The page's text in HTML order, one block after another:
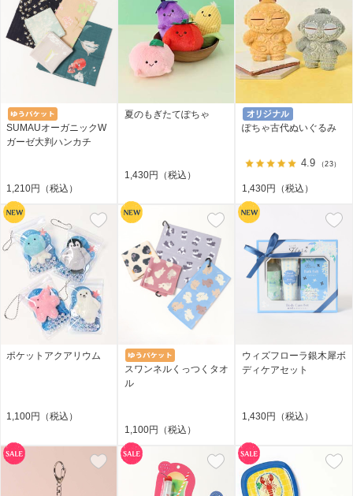
SUMAUオーガニックW
ガーゼ大判ハンカチ
1,210円（税込）
夏のもぎたてぽちゃ
1,430円（税込）
ぽちゃ古代ぬいぐるみ
4.9 （23）
1,430円（税込）
ポケットアクアリウム
1,100円（税込）
スワンネルくっつくタオ
ル
1,100円（税込）
ウィズフローラ銀木犀ボ
ディケアセット
1,430円（税込）